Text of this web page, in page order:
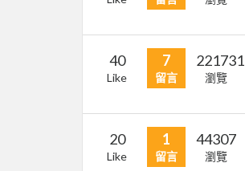
40
Like
7
留言
221731
瀏覽
20
Like
1
留言
44307
瀏覽